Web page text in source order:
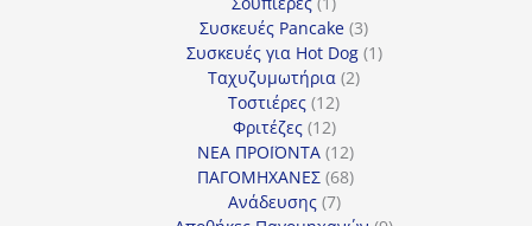
προϊόν
Συσκευές Pancake 33
προϊόντα
Συσκευές για Hot Dog 11
Ταχυζυμωτήρια 22
Τοστιέρες 1212
προϊόντα
Φριτέζες 1212
προϊόντα
ΝΕΑ ΠΡΟΪΟΝΤΑ 1212
προϊόντα
ΠΑΓΟΜΗΧΑΝΕΣ 6868
Ανάδευσης 77